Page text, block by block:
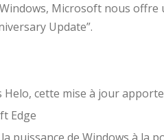
Microsoft nous
Update”.
Helo, cette mise à jour
Edge